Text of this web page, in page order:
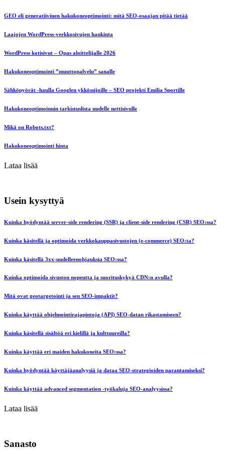
GEO eli generatiivinen hakukoneoptimointi: mitä SEO-osaajan pitää tietää
Laajojen WordPress-verkkosivujen hankinta
WordPress kotisivut – Opas aloittelijalle 2026
Hakukoneoptimointi ”muuttopalvelu” sanalle
Sähköpyörät -haulla Googlen ykkössijoille – SEO projekti Emilia Sportille
Hakukoneoptimoinnin tarkistuslista uudelle nettisivulle
Mikä on Robots.txt?
Hakukoneoptimointi hinta
Lataa lisää
Usein kysyttyä
Kuinka hyödyntää server-side rendering (SSR) ja client-side rendering (CSR) SEO:ssa?
Kuinka käsitellä ja optimoida verkkokauppasivustojen (e-commerce) SEO:ta?
Kuinka käsitellä 3xx-uudelleenohjauksia SEO:ssa?
Kuinka optimoida sivuston nopeutta ja suorituskykyä CDN:n avulla?
Mitä ovat geotargetointi ja sen SEO-impaktit?
Kuinka käyttää ohjelmointirajapintoja (API) SEO-datan rikastamiseen?
Kuinka käsitellä sisältöä eri kielillä ja kulttuureilla?
Kuinka käyttää eri maiden hakukoneita SEO:ssa?
Kuinka hyödyntää käyttäjäanalyysiä ja dataa SEO-strategioiden parantamiseksi?
Kuinka käyttää advanced segmentation -työkaluja SEO-analyysissa?
Lataa lisää
Sanasto